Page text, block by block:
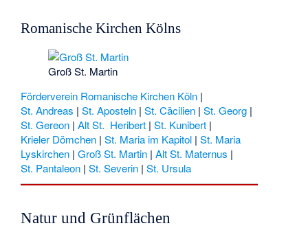
Romanische Kirchen Kölns
Groß St. Martin
Förderverein Romanische Kirchen Köln |
St. Andreas |St. Aposteln |St. Cäcilien |St. Georg |
St. Gereon |Alt St. Heribert |St. Kunibert |
Krieler Dömchen |St. Maria im Kapitol |St. Maria
Lyskirchen |Groß St. Martin |Alt St. Maternus |
St. Pantaleon |St. Severin |St. Ursula
Natur und Grünflächen